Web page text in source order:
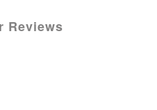
Reviews